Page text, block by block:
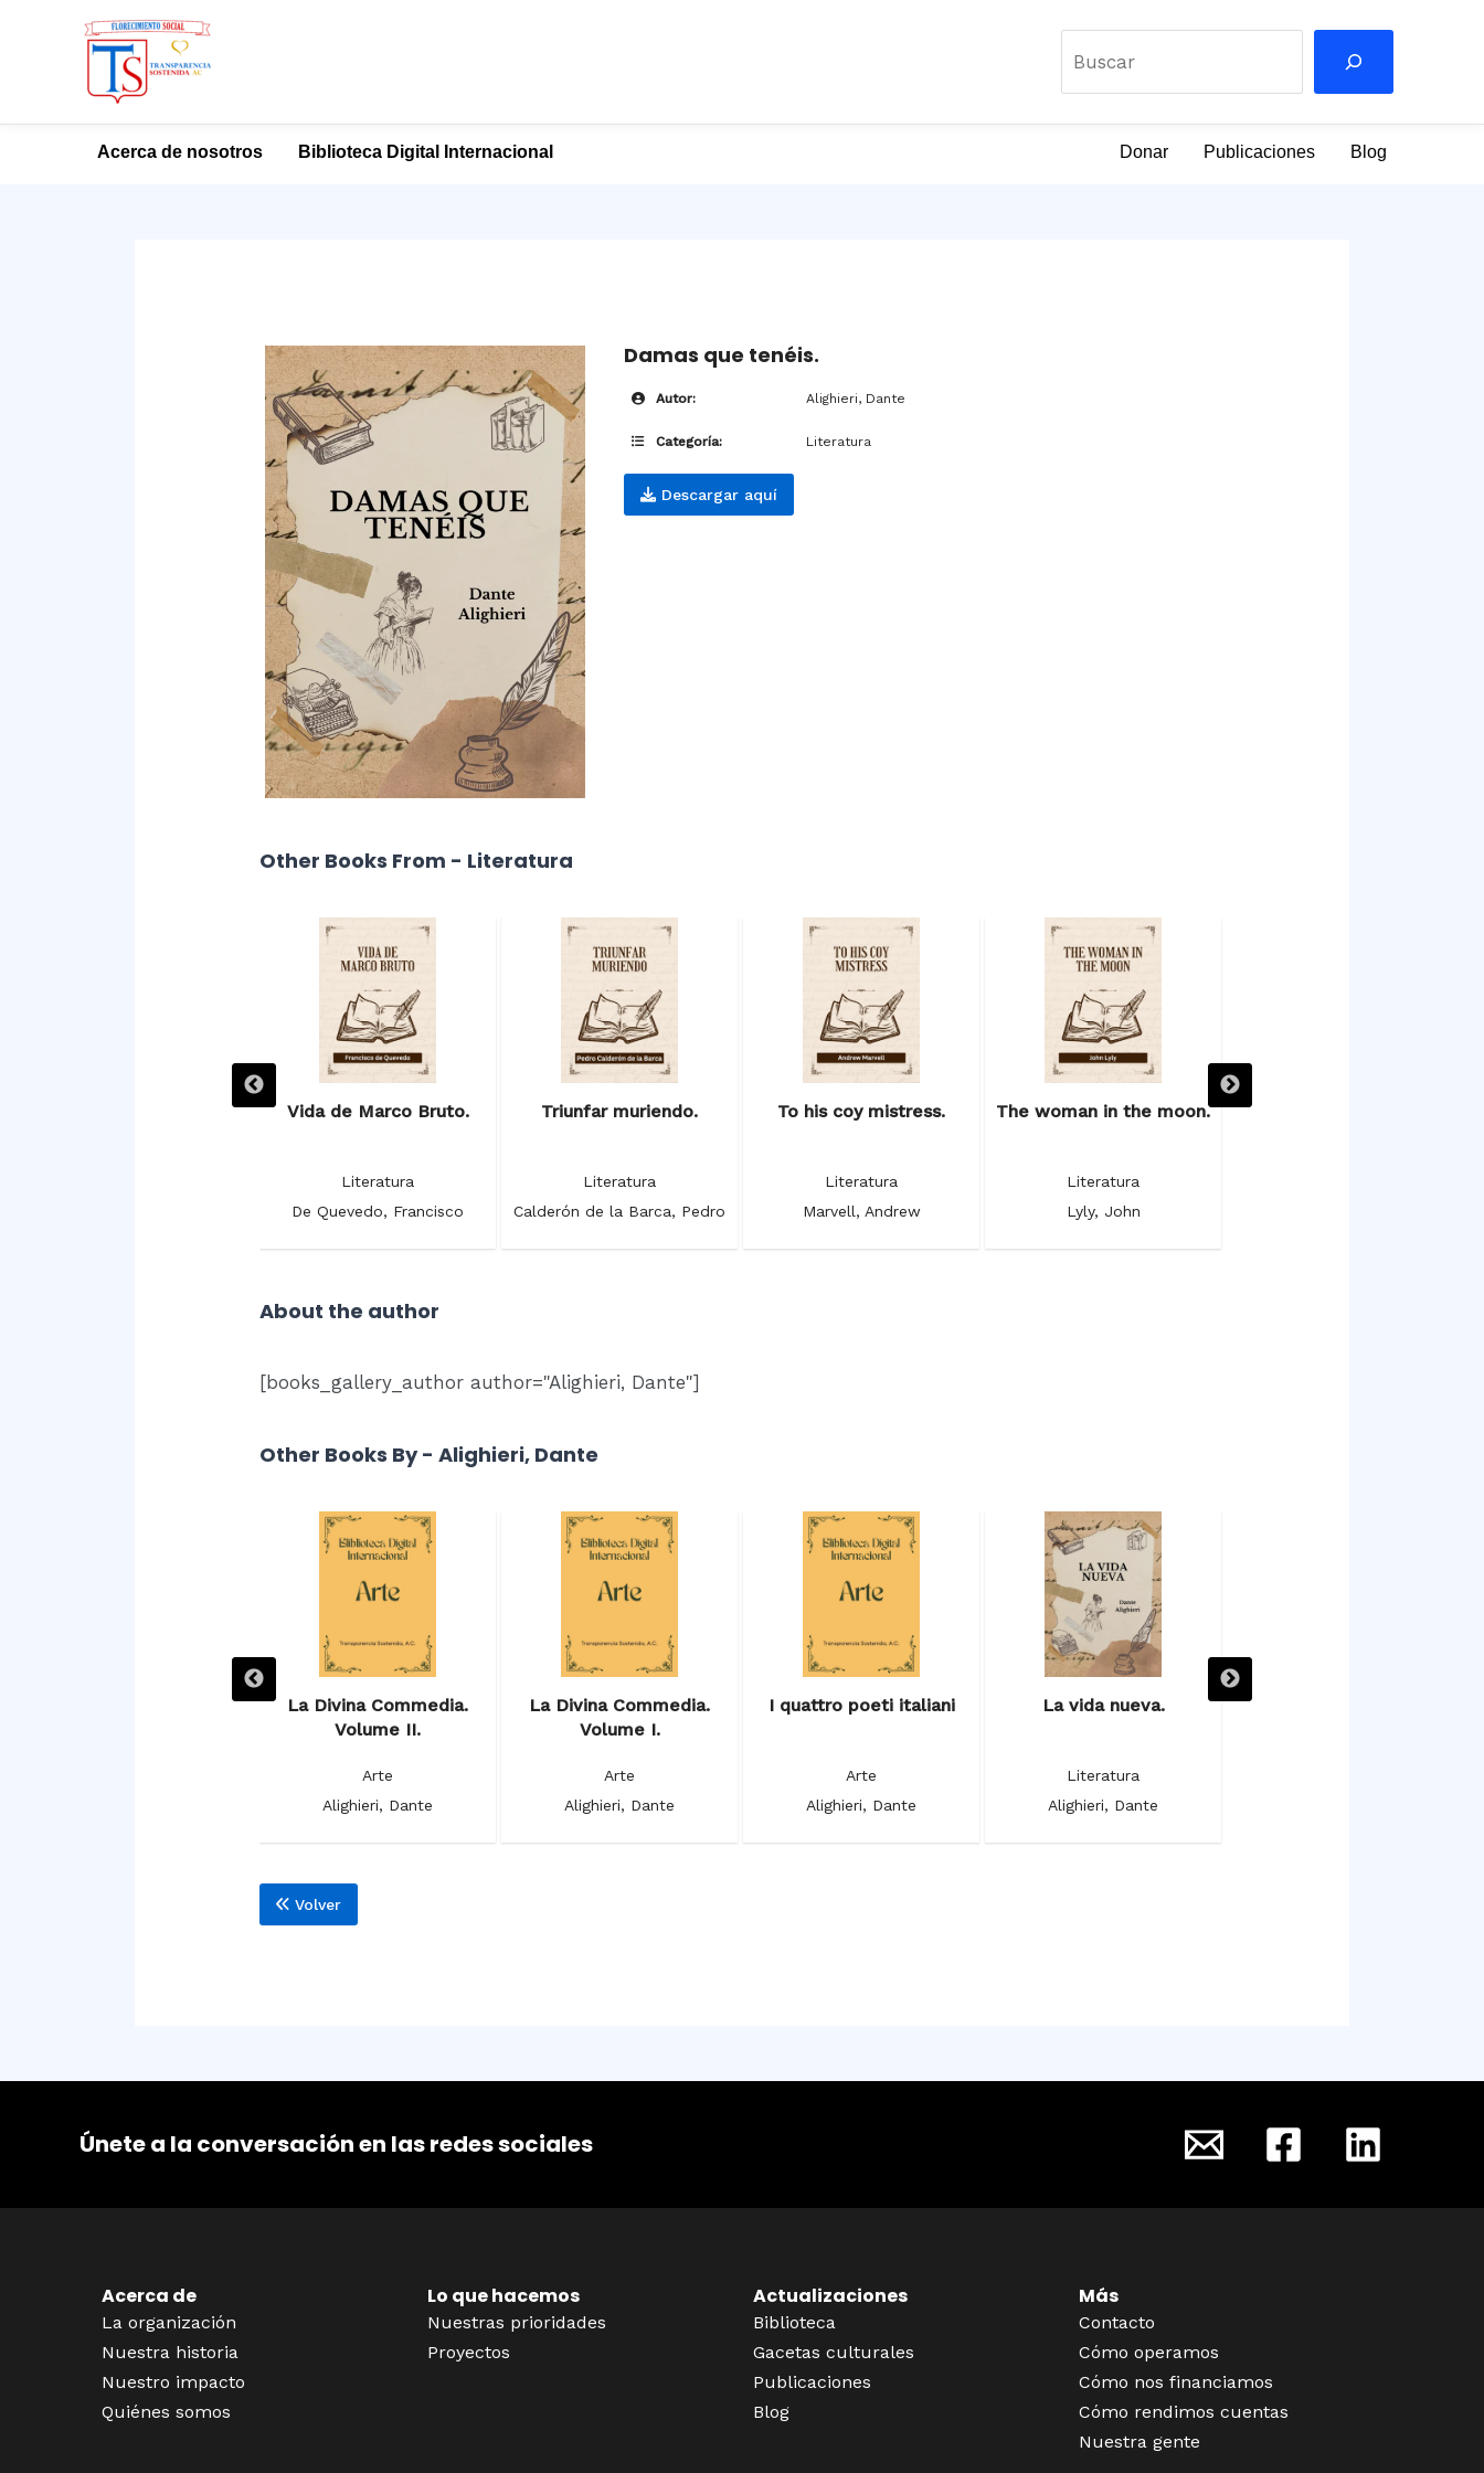
Buscar
Acerca de nosotros Biblioteca Digital Internacional Donar Publicaciones Blog
Damas que tenéis.
Autor: Alighieri, Dante
Categoría: Literatura
Descargar aquí
Other Books From - Literatura
Vida de Marco Bruto.
Literatura
De Quevedo, Francisco
Triunfar muriendo.
Literatura
Calderón de la Barca, Pedro
To his coy mistress.
Literatura
Marvell, Andrew
The woman in the moon.
Literatura
Lyly, John
About the author
[books_gallery_author author="Alighieri, Dante"]
Other Books By - Alighieri, Dante
La Divina Commedia.
Volume II.
Arte
Alighieri, Dante
La Divina Commedia.
Volume I.
Arte
Alighieri, Dante
I quattro poeti italiani
Arte
Alighieri, Dante
La vida nueva.
Literatura
Alighieri, Dante
Volver
Únete a la conversación en las redes sociales
Acerca de
La organización
Nuestra historia
Nuestro impacto
Quiénes somos
Lo que hacemos
Nuestras prioridades
Proyectos
Actualizaciones
Biblioteca
Gacetas culturales
Publicaciones
Blog
Más
Contacto
Cómo operamos
Cómo nos financiamos
Cómo rendimos cuentas
Nuestra gente